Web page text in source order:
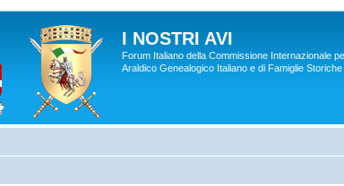
I NOSTRI AVI
Forum Italiano della Commissione Internazionale
Araldico Genealogico Italiano e di Famiglie